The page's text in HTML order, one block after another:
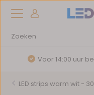
Voor 14:00 uur
LED strips warm wit -